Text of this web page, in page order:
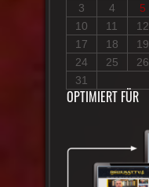
3
4 5
10
11 12
17
18 19
24
25 26
31
OPTIMIERT FÜR